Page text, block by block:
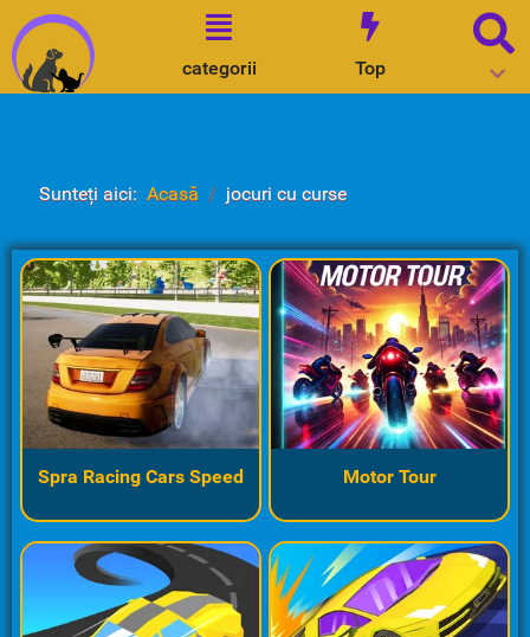
categorii Top
Sunteți aici: Acasă jocuri cu curse
Spra Racing Cars Speed Motor Tour